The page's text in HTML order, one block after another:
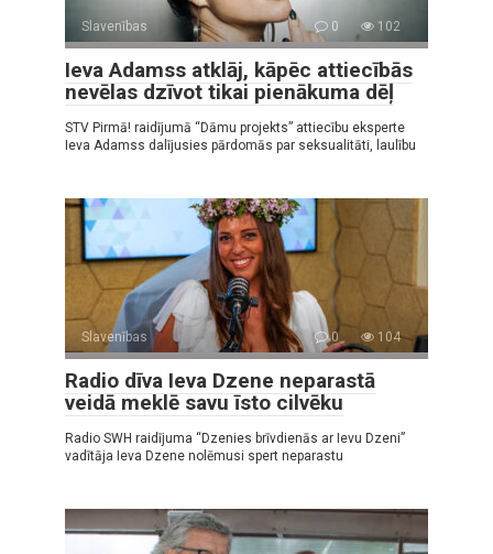
Slavenības 0 102
Ieva Adamss atklāj, kāpēc attiecībās
nevēlas dzīvot tikai pienākuma dēļ
STV Pirmā! raidījumā “Dāmu projekts” attiecību eksperte
Ieva Adamss dalījusies pārdomās par seksualitāti, laulību
Slavenības 0 104
Radio dīva Ieva Dzene neparastā
veidā meklē savu īsto cilvēku
Radio SWH raidījuma “Dzenies brīvdienās ar Ievu Dzeni”
vadītāja Ieva Dzene nolēmusi spert neparastu